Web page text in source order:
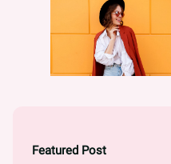
Featured Post